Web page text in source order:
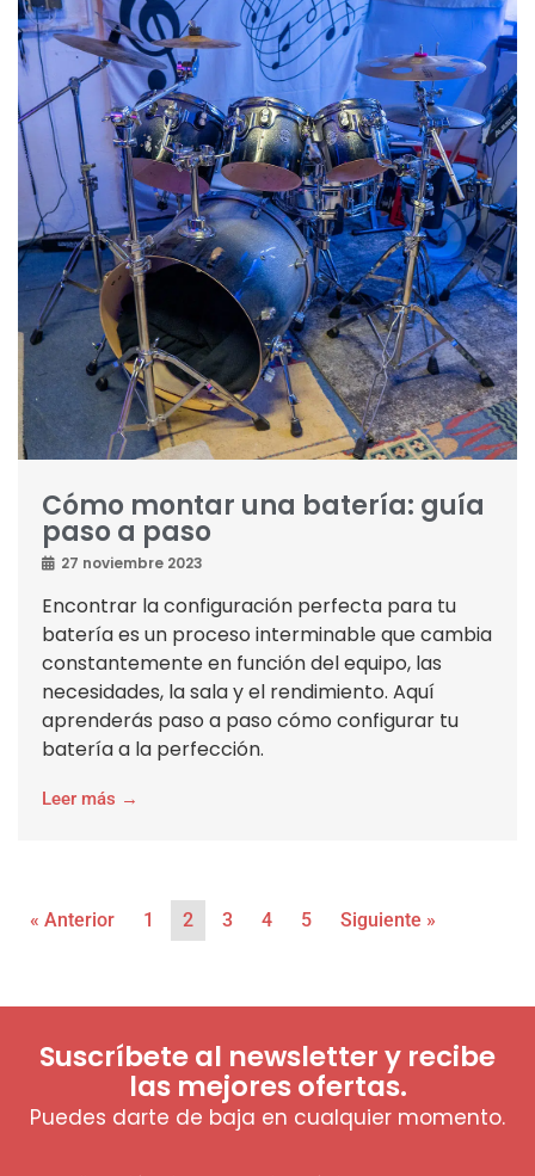
Cómo montar una batería: guía
paso a paso
27 noviembre 2023
Encontrar la configuración perfecta para tu
batería es un proceso interminable que cambia
constantemente en función del equipo, las
necesidades, la sala y el rendimiento. Aquí
aprenderás paso a paso cómo configurar tu
batería a la perfección.
Leer más →
« Anterior 1 2 3 4 5 Siguiente »
Suscríbete al newsletter y recibe
las mejores ofertas.
Puedes darte de baja en cualquier momento.